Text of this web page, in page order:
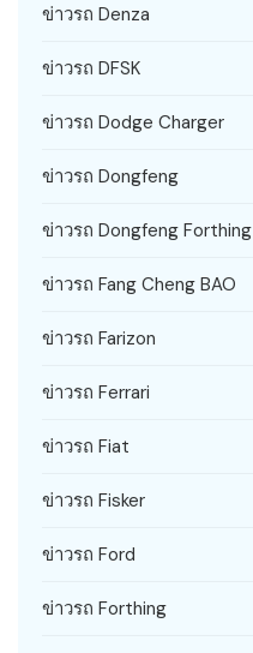
ข่าวรถ Denza
ข่าวรถ DFSK
ข่าวรถ Dodge Charger
ข่าวรถ Dongfeng
ข่าวรถ Dongfeng Forthing
ข่าวรถ Fang Cheng BAO
ข่าวรถ Farizon
ข่าวรถ Ferrari
ข่าวรถ Fiat
ข่าวรถ Fisker
ข่าวรถ Ford
ข่าวรถ Forthing